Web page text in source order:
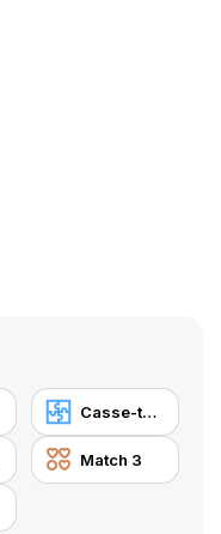
Casse-tête
Match 3